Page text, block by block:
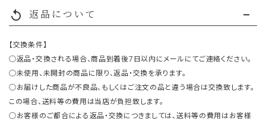
replay 返品について
【交換条件】
○返品・交換される場合、商品到着後7日以内にメールにてご連絡ください。
○未使用、未開封の商品に限り、返品・交換を承ります。
○お届けした商品が不良品、もしくはご注文の品と違う場合は交換致します。
この場合、送料等の費用は当店が負担致します。
○お客様のご都合による返品・交換につきましては、送料等の費用はお客様